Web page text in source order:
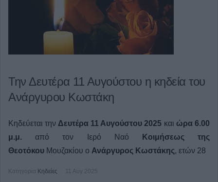
Την Δευτέρα 11 Αυγούστου η κηδεία του
Ανάργυρου Κωστάκη
Κηδεύεται την Δευτέρα 11 Αυγούστου 2025 και ώρα 6.00
μ.μ. από τον Ιερό Ναό Κοιμήσεως της
Θεοτόκου Μουζακίου ο Ανάργυρος Κωστάκης, ετών 28
Κατηγορία Κηδείες 11 Αυγ 2025